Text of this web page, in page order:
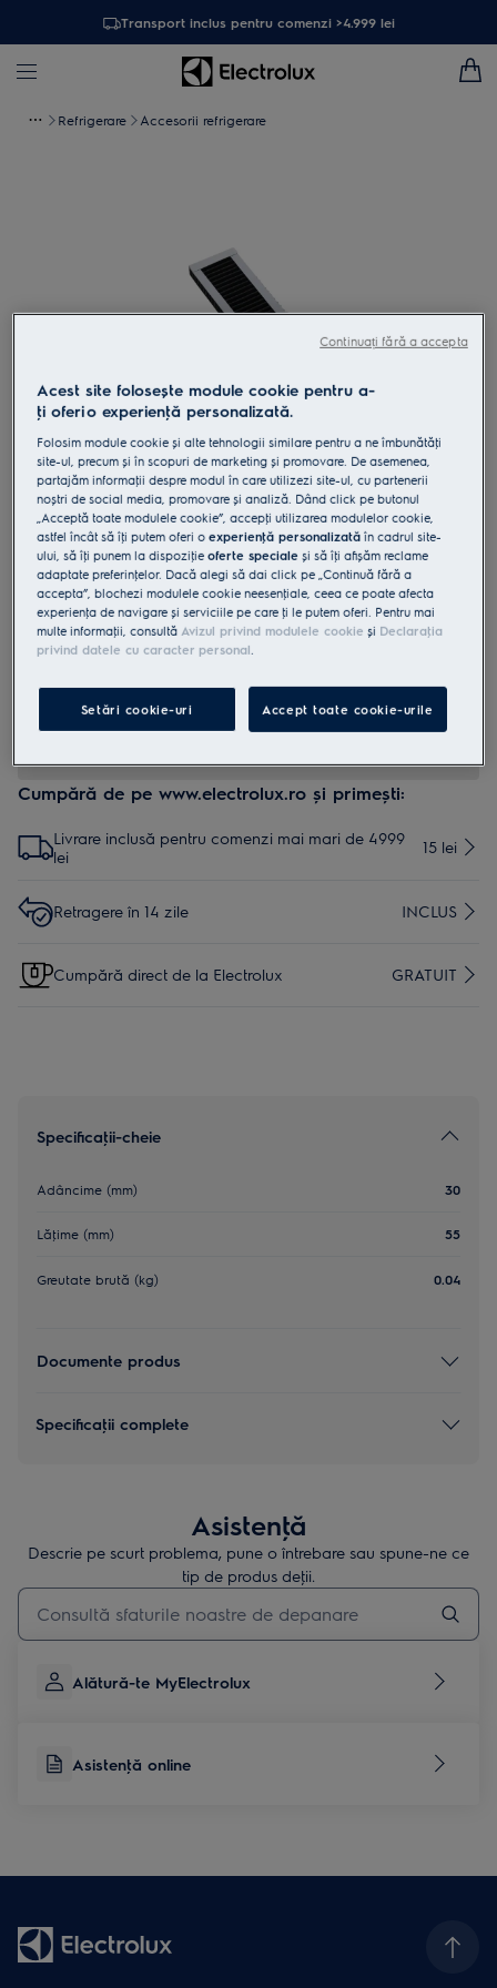
Transport inclus pentru comenzi >4.999 lei
Refrigerare Accesorii refrigerare
M9RWCAF1
Filtru CleanAir+ Hygiene Pack (1
suport + 1 cartuș filtrant) compatibil
cu rafturi pâna la 5 mm grosime
0 (0)
Beneficii
Filtrul CleanAir+ captează până la 90% din mirosuri în 15 minute**
Cumpără de pe www.electrolux.ro și primești:
Livrare inclusă pentru comenzi mai mari de 4999
lei
15 lei
Retragere în 14 zile INCLUS
Cumpără direct de la Electrolux GRATUIT
Specificaţii-cheie
Adâncime (mm) 30
Lăţime (mm) 55
Greutate brută (kg) 0.04
Documente produs
Specificaţii complete
Asistenţă
Descrie pe scurt problema, pune o întrebare sau spune-ne ce
tip de produs deţii.
Type to search for support articles
Alătură-te MyElectrolux
Asistenţă online
Acest site folosește module cookie pentru a-
ţi oferi o experienţă personalizată.
Folosim module cookie și alte tehnologii similare pentru a ne îmbunătăţi
site-ul, precum și în scopuri de marketing și promovare. De asemenea,
partajăm informaţii despre modul în care utilizezi site-ul, cu partenerii
noștri de social media, promovare și analiză. Dând click pe butonul
„Acceptă toate modulele cookie”, accepţi utilizarea modulelor cookie,
astfel încât să îţi putem oferi oexperienţă personalizată în cadrul site-
ului, să îţi punem la dispoziţieoferte speciale și să îţi afișăm reclame
adaptate preferinţelor. Dacă alegi să dai click pe „Continuă fără a
accepta”, blochezi modulele cookie neesenţiale, ceea ce poate afecta
experienţa de navigare și serviciile pe care ţi le putem oferi. Pentru mai
multe informaţii, consultă Avizul privind modulele cookie și Declaraţia
privind datele cu caracter personal.
Setări cookie-uri Accept toate cookie-urile
Continuați fără a accepta